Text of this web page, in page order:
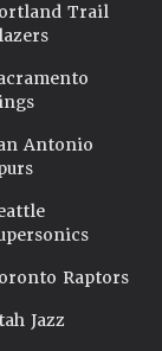
Trail
Antonio
Raptors
Jazz